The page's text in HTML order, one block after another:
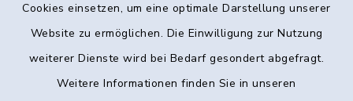
Cookies einsetzen, um eine optimale Darstellung unserer
Website zu ermöglichen. Die Einwilligung zur Nutzung
weiterer Dienste wird bei Bedarf gesondert abgefragt.
Weitere Informationen finden Sie in unseren
Impressum
Elektronische Kommunikation